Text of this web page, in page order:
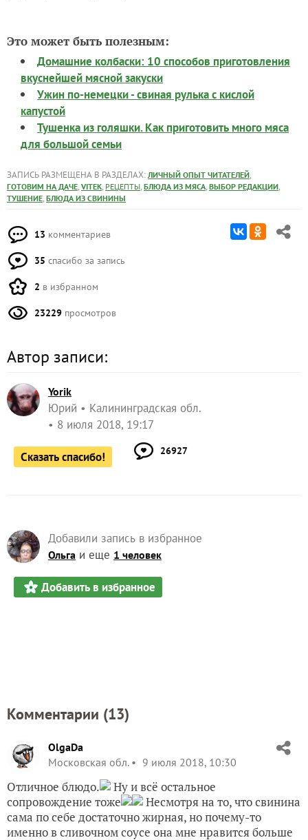
Это может быть полезным:
Домашние колбаски: 10 способов приготовления
вкуснейшей мясной закуски
Ужин по-немецки - свиная рулька с кислой
капустой
Тушенка из голяшки. Как приготовить много мяса
для большой семьи
ЗАПИСЬ РАЗМЕЩЕНА В РАЗДЕЛАХ: ЛИЧНЫЙ ОПЫТ ЧИТАТЕЛЕЙ,
ГОТОВИМ НА ДАЧЕ, VITEK, РЕЦЕПТЫ, БЛЮДА ИЗ МЯСА, ВЫБОР РЕДАКЦИИ,
ТУШЕНИЕ, БЛЮДА ИЗ СВИНИНЫ
13 комментариев
35 спасибо за запись
2 в избранном
23229 просмотров
Автор записи:
Yorik
Юрий
Калининградская обл.
8 июля 2018, 19:17
Сказать спасибо! 26927
Добавили запись в избранное
Ольга и еще 1 человек
Добавить в избранное
Комментарии (13)
OlgaDa
Московская обл.
9 июля 2018, 10:30
Отличное блюдо.
Ну и всё остальное
сопровождение тоже
Несмотря на то, что свинина
сама по себе достаточно жирная, но почему-то
именно в сливочном соусе она мне нравится больше